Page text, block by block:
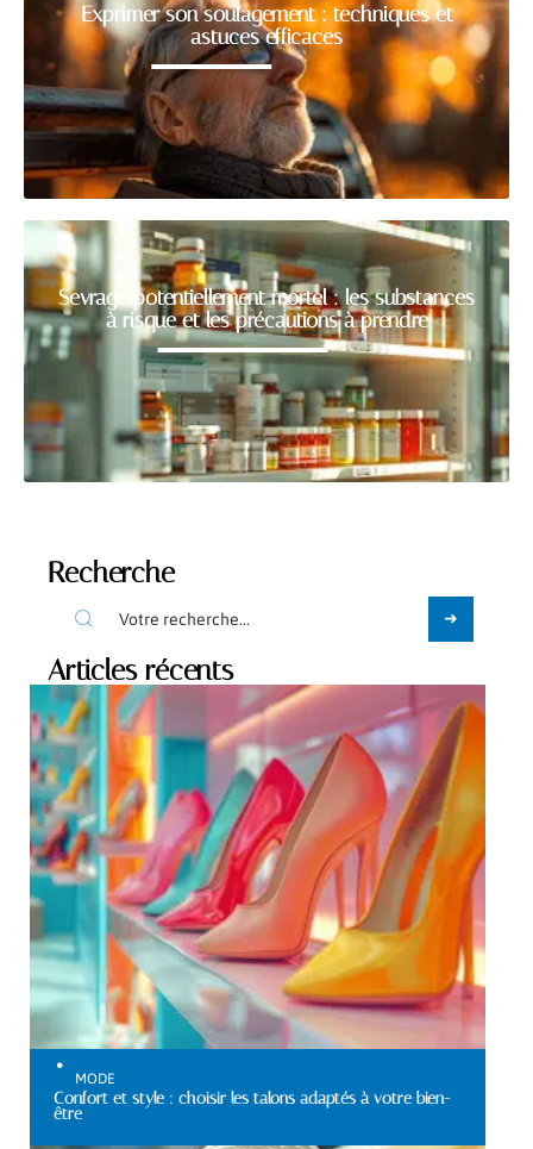
Exprimer son soulagement : techniques et
astuces efficaces
Sevrage potentiellement mortel : les substances
à risque et les précautions à prendre
Recherche
Articles récents
MODE
Confort et style : choisir les talons adaptés à votre bien-
être